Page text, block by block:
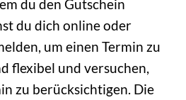
du den Gutschein
du dich online oder
um einen Termin zu
flexibel und versuchen,
zu berücksichtigen. Die